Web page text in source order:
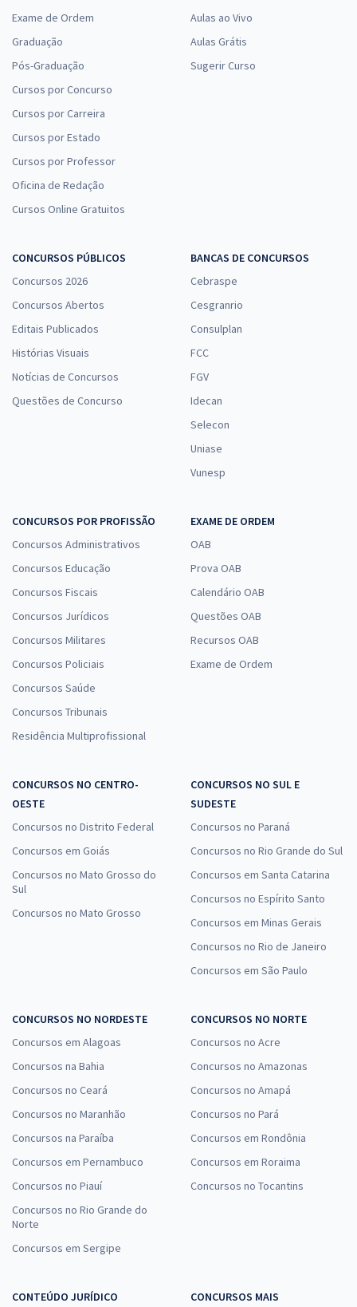
Exame de Ordem
Graduação
Pós-Graduação
Cursos por Concurso
Cursos por Carreira
Cursos por Estado
Cursos por Professor
Oficina de Redação
Cursos Online Gratuitos
Aulas ao Vivo
Aulas Grátis
Sugerir Curso
CONCURSOS PÚBLICOS
Concursos 2026
Concursos Abertos
Editais Publicados
Histórias Visuais
Notícias de Concursos
Questões de Concurso
BANCAS DE CONCURSOS
Cebraspe
Cesgranrio
Consulplan
FCC
FGV
Idecan
Selecon
Uniase
Vunesp
CONCURSOS POR PROFISSÃO
Concursos Administrativos
Concursos Educação
Concursos Fiscais
Concursos Jurídicos
Concursos Militares
Concursos Policiais
Concursos Saúde
Concursos Tribunais
Residência Multiprofissional
EXAME DE ORDEM
OAB
Prova OAB
Calendário OAB
Questões OAB
Recursos OAB
Exame de Ordem
CONCURSOS NO CENTRO-
OESTE
Concursos no Distrito Federal
Concursos em Goiás
Concursos no Mato Grosso do
Sul
Concursos no Mato Grosso
CONCURSOS NO SUL E
SUDESTE
Concursos no Paraná
Concursos no Rio Grande do Sul
Concursos em Santa Catarina
Concursos no Espírito Santo
Concursos em Minas Gerais
Concursos no Rio de Janeiro
Concursos em São Paulo
CONCURSOS NO NORDESTE
Concursos em Alagoas
Concursos na Bahia
Concursos no Ceará
Concursos no Maranhão
Concursos na Paraíba
Concursos em Pernambuco
Concursos no Piauí
Concursos no Rio Grande do
Norte
Concursos em Sergipe
CONCURSOS NO NORTE
Concursos no Acre
Concursos no Amazonas
Concursos no Amapá
Concursos no Pará
Concursos em Rondônia
Concursos em Roraima
Concursos no Tocantins
CONTEÚDO JURÍDICO
CONCURSOS MAIS